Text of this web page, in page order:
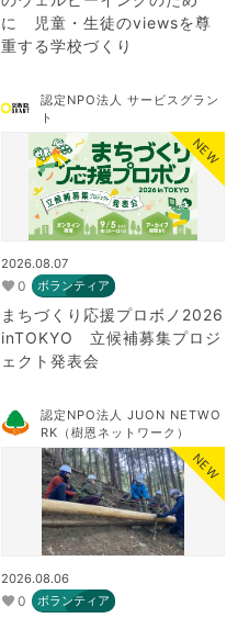
に 児童・生徒のviewsを尊
重する学校づくり
認定NPO法人 サービスグラン
ト
NEW
2026.08.07
0 ボランティア
まちづくり応援プロボノ2026
inTOKYO 立候補募集プロジ
ェクト発表会
認定NPO法人 JUON NETWO
RK（樹恩ネットワーク）
NEW
2026.08.06
0 ボランティア